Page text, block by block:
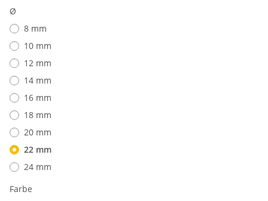
Ø
8 mm
10 mm
12 mm
14 mm
16 mm
18 mm
20 mm
22 mm
24 mm
Farbe